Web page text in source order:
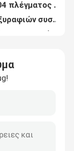
Ενιαίο οδοντωτό - καλώδιο ξυραφιών συστροφής διάμετρος καλωδίων 1.8mm 3.0mm
Ευπροσάρμοστος χάλυβας άνθρακα ζωνών μεταφορέων σκαλών και γαλβανισμένος χάλυβας